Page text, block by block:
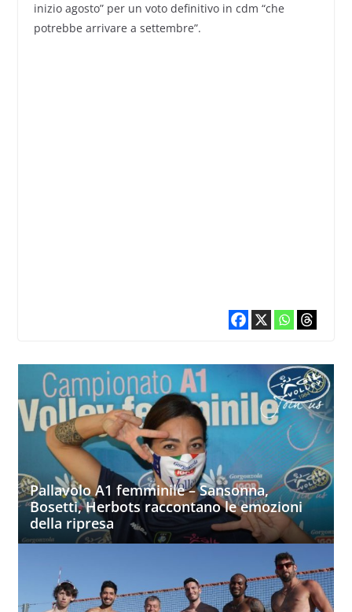
inizio agosto” per un voto definitivo in cdm “che
potrebbe arrivare a settembre”.
Pallavolo A1 femminile – Sansonna,
Bosetti, Herbots raccontano le emozioni
della ripresa